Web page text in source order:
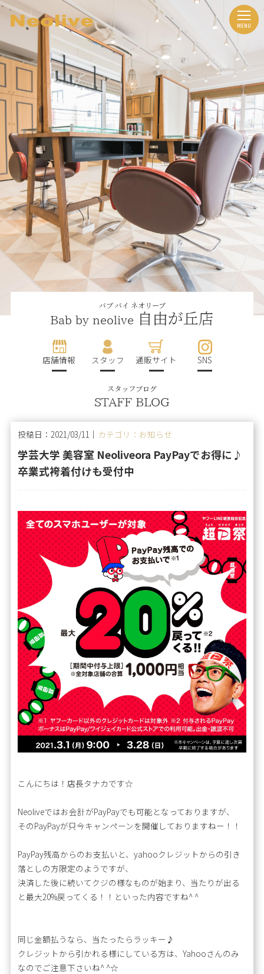
バブ バイ ネオリーブ
Bab by neolive 自由が丘店
店舗情報 スタッフ 通販サイト SNS
スタッフブログ
STAFF BLOG
投稿日：2021/03/11｜ カテゴリ：お知らせ
学芸大学 美容室 Neoliveora PayPayでお得に♪
卒業式袴着付けも受付中
こんにちは！店長タナカです☆
Neoliveではお会計がPayPayでも可能となっておりますが、
そのPayPayが只今キャンペーンを開催しておりますねー！！
PayPay残高からのお支払いと、yahooクレジットからの引き
落としの方限定のようですが、
決済した後に続いてクジの様なものが始まり、当たりが出る
と最大20%戻ってくる！！といった内容ですね^ ^
同じ金額払うなら、当たったらラッキー♪
クレジットから引かれる様にしている方は、Yahooさんのみ
なのでご注意下さいね^ ^☆